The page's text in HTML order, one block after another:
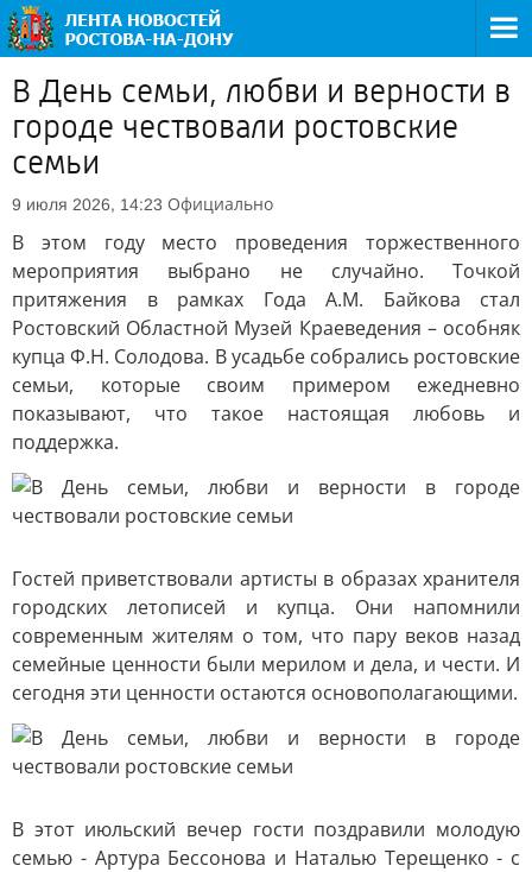
В День семьи, любви и верности в
городе чествовали ростовские
семьи
9 июля 2026, 14:23 Официально
В этом году место проведения торжественного
мероприятия выбрано не случайно. Точкой
притяжения в рамках Года А.М. Байкова стал
Ростовский Областной Музей Краеведения – особняк
купца Ф.Н. Солодова. В усадьбе собрались ростовские
семьи, которые своим примером ежедневно
показывают, что такое настоящая любовь и
поддержка.
Гостей приветствовали артисты в образах хранителя
городских летописей и купца. Они напомнили
современным жителям о том, что пару веков назад
семейные ценности были мерилом и дела, и чести. И
сегодня эти ценности остаются основополагающими.
В этот июльский вечер гости поздравили молодую
семью - Артура Бессонова и Наталью Терещенко - с